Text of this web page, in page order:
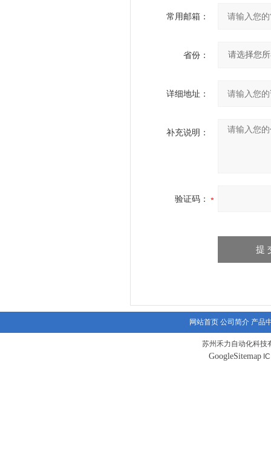
常用邮箱：
省份：
详细地址：
补充说明：
验证码：
网站首页 公司简介 产品
苏州禾力自动化科技
GoogleSitemap